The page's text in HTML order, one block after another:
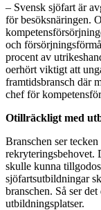
– Svensk sjöfart är
för besöksnäringen.
och
procent av
oerhört viktigt att
framtidsbransch där
chef för
Otillräckligt med
Branschen ser
rekryteringsbehovet.
skulle kunna
sjöfartsutbildningar
branschen. Så ser
utbildningsplatser.